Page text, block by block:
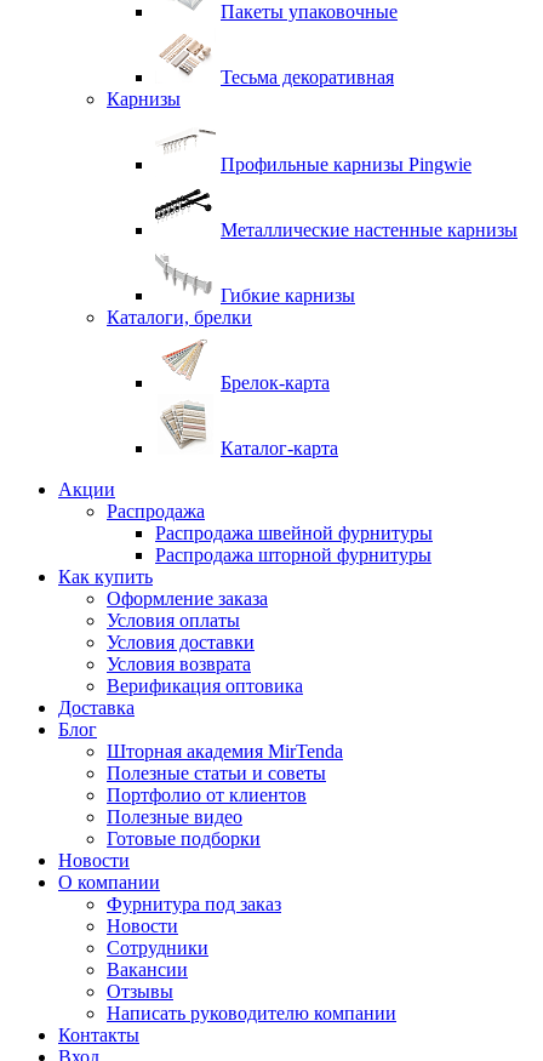
Пакеты упаковочные
Тесьма декоративная
Карнизы
Профильные карнизы Pingwie
Металлические настенные карнизы
Гибкие карнизы
Каталоги, брелки
Брелок-карта
Каталог-карта
Акции
Распродажа
Распродажа швейной фурнитуры
Распродажа шторной фурнитуры
Как купить
Оформление заказа
Условия оплаты
Условия доставки
Условия возврата
Верификация оптовика
Доставка
Блог
Шторная академия MirTenda
Полезные статьи и советы
Портфолио от клиентов
Полезные видео
Готовые подборки
Новости
О компании
Фурнитура под заказ
Новости
Сотрудники
Вакансии
Отзывы
Написать руководителю компании
Контакты
Вход